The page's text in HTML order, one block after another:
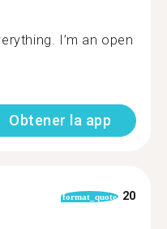
I’m an open
Obtener la app
format_quote 20